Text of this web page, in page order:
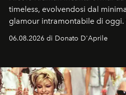
timeless, evolvendosi dal
glamour intramontabile di oggi.
06.08.2026 di Donato D'Aprile